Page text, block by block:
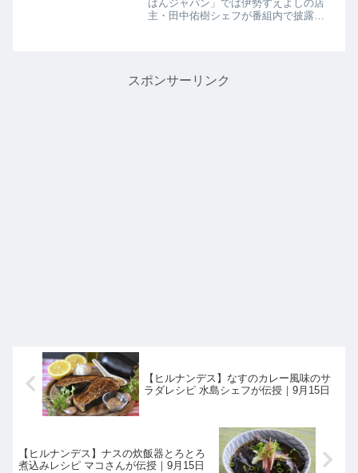
はんジャパン」では伊勢すえよしの店
主・田中佑樹シェフが番組内で披露し
スポンサーリンク
【ヒルナンデス】なすのカレー風味のサ
ラダレシピ 水島シェフが伝授｜9月15日
【ヒルナンデス】ナスの炊飯器とろとろ
煮込みレシピ マコさんが伝授｜9月15日